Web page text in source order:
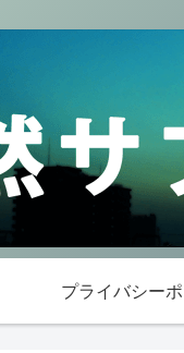
プライバシー